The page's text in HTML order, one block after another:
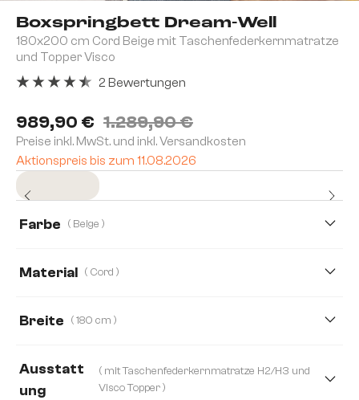
Boxspringbett Dream-Well
180x200 cm Cord Beige mit Taschenfederkernmatratze
und Topper Visco
989,90 € 1.289,90 €
Preise inkl. MwSt. und inkl. Versandkosten
Aktionspreis bis zum 11.08.2026
2 Bewertungen
Farbe ( Beige )
Material ( Cord )
Breite ( 180 cm )
200 cm
Ausstatt
ung
( mit Taschenfederkernmatratze H2/H3 und
Visco Topper )